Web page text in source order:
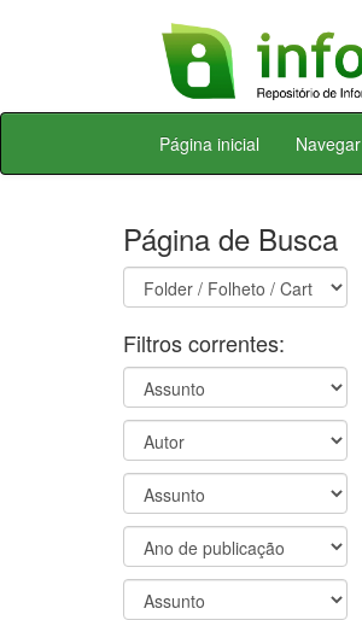
Skip
Página inicial Navegar
Página de Busca
Filtros correntes: